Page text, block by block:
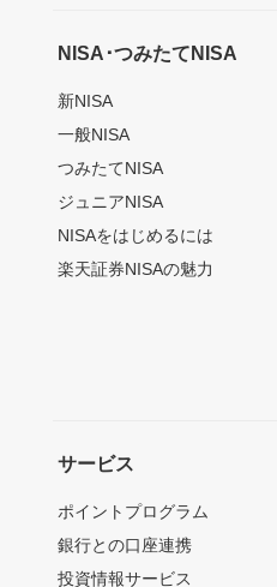
NISA･つみたてNISA
新NISA
一般NISA
つみたてNISA
ジュニアNISA
NISAをはじめるには
楽天証券NISAの魅力
サービス
ポイントプログラム
銀行との口座連携
投資情報サービス